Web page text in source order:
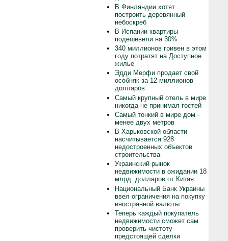
В Финляндии хотят
построить деревянный
небоскреб
В Испании квартиры
подешевели на 30%
340 миллионов гривен в этом
году потратят на Доступное
жилье
Эдди Мерфи продает свой
особняк за 12 миллионов
долларов
Самый крупный отель в мире
никогда не принимал гостей
Самый тонкий в мире дом -
менее двух метров
В Харьковской области
насчитывается 928
недостроенных объектов
строительства
Украинский рынок
недвижимости в ожидании 18
млрд. долларов от Китая
Национальный Банк Украины
ввел ограничения на покупку
иностранной валюты
Теперь каждый покупатель
недвижимости сможет сам
проверить чистоту
предстоящей сделки